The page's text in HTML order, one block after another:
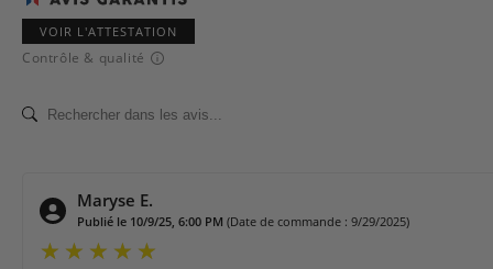
VOIR L'ATTESTATION
Contrôle & qualité
Maryse E.
Publié le 10/9/25, 6:00 PM (Date de commande : 9/29/2025)